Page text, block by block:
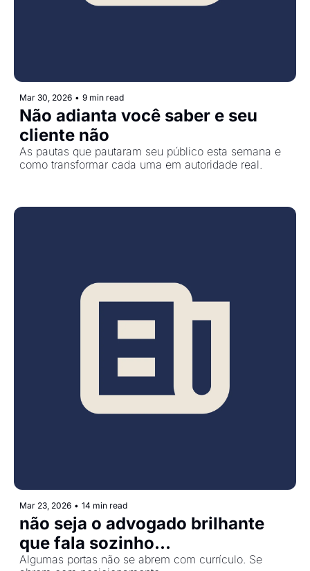
Mar 30, 2026 • 9 min read
Não adianta você saber e seu
As pautas que pautaram seu público esta semana e
como transformar cada uma em autoridade real.
Mar 23, 2026 • 14 min read
não seja o advogado brilhante
que fala sozinho...
Algumas portas não se abrem com currículo. Se